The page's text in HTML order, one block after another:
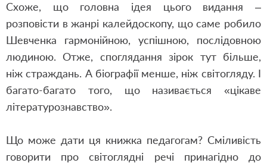
Схоже, що головна ідея цього видання –
розповісти в жанрі калейдоскопу, що саме робило
Шевченка гармонійною, успішною, послідовною
людиною. Отже, споглядання зірок тут більше,
ніж страждань. А біографії менше, ніж світогляду. І
багато-багато того, що називається «цікаве
літературознавство».
Що може дати ця книжка педагогам? Сміливість
говорити про світоглядні речі принагідно до